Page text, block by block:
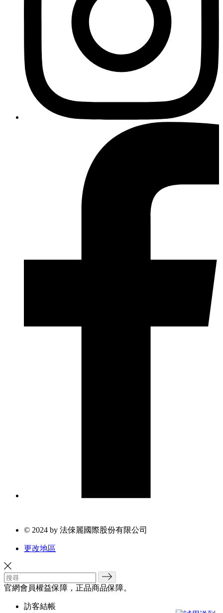
© 2024 by 法倈麗國際股份有限公司
更改地區
官網會員權益保障，正品商品保障。
訪客結帳